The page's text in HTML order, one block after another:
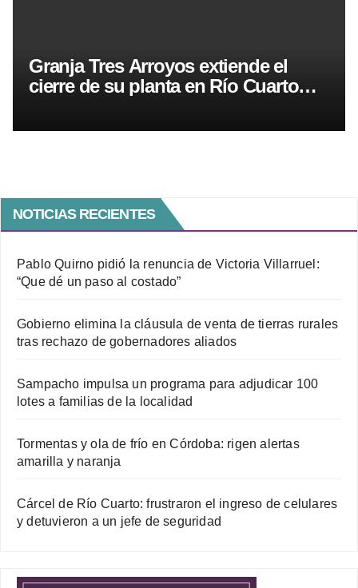
Granja Tres Arroyos extiende el
cierre de su planta en Río Cuarto
NOTICIAS RECIENTES
Pablo Quirno pidió la renuncia de Victoria Villarruel:
“Que dé un paso al costado”
Gobierno elimina la cláusula de venta de tierras rurales
tras rechazo de gobernadores aliados
Sampacho impulsa un programa para adjudicar 100
lotes a familias de la localidad
Tormentas y ola de frío en Córdoba: rigen alertas
amarilla y naranja
Cárcel de Río Cuarto: frustraron el ingreso de celulares
y detuvieron a un jefe de seguridad